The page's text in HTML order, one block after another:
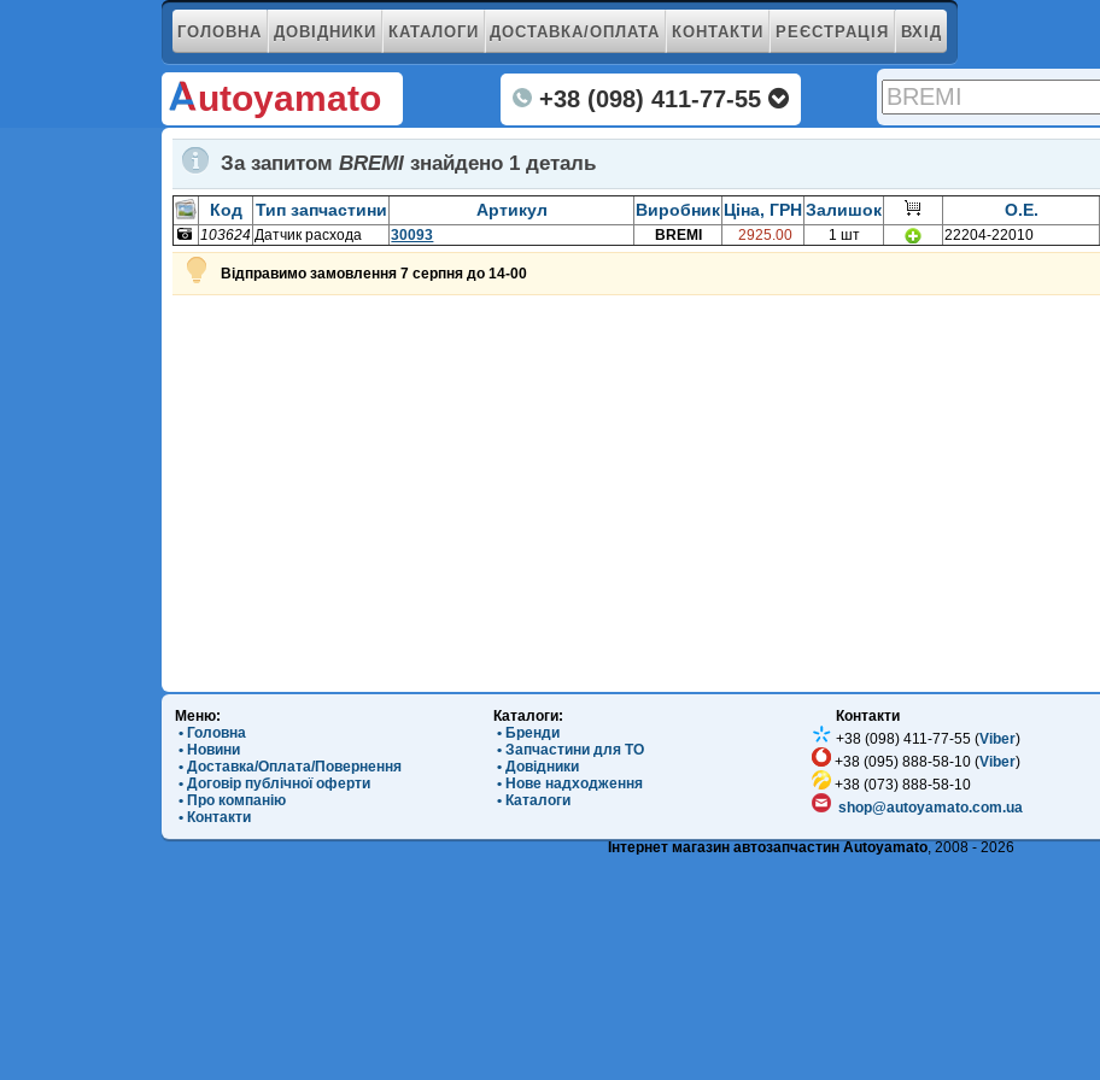
ГОЛОВНА ДОВІДНИКИ КАТАЛОГИ ДОСТАВКА/ОПЛАТА КОНТАКТИ РЕЄСТРАЦІЯ ВХІД
utoyamato +38 (098) 411-77-55
За запитомBREMI знайдено 1 деталь
Код Тип запчастини Артикул Виробник Ціна, ГРН Залишок O.E.
103624 Датчик расхода
воздуха
30093 BREMI 2925.00 1 шт 22204-22010
Відправимо замовлення 7 серпня до 14-00
Меню:
• Головна
• Новини
• Доставка/Оплата/Повернення
• Договір публічної оферти
• Про компанію
• Контакти
Каталоги:
• Бренди
• Запчастини для ТО
• Довідники
• Нове надходження
• Каталоги
Контакти
+38 (098) 411-77-55 (Viber)
+38 (095) 888-58-10 (Viber)
+38 (073) 888-58-10
shop@autoyamato.com.ua
Інтернет магазин автозапчастин Autoyamato, 2008 - 2026